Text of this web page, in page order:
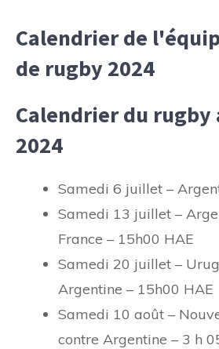
Calendrier de
de rugby 2024
Calendrier du
2024
Samedi 6 juillet –
Samedi 13 juillet –
France – 15h00 HAE
Samedi 20 juillet –
Argentine – 15h00 HAE
Samedi 10 août –
contre Argentine – 3 h